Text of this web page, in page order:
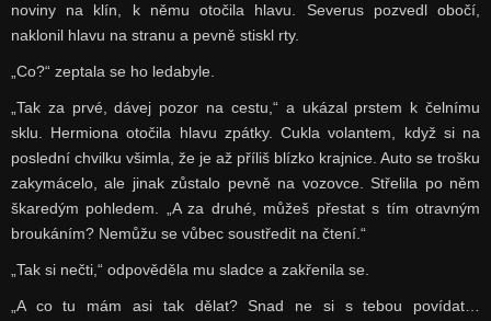
noviny na klín, k němu otočila hlavu. Severus pozvedl obočí,
naklonil hlavu na stranu a pevně stiskl rty.
„Co?“ zeptala se ho ledabyle.
„Tak za prvé, dávej pozor na cestu,“ a ukázal prstem k čelnímu
sklu. Hermiona otočila hlavu zpátky. Cukla volantem, když si na
poslední chvilku všimla, že je až příliš blízko krajnice. Auto se trošku
zakymácelo, ale jinak zůstalo pevně na vozovce. Střelila po něm
škaredým pohledem. „A za druhé, můžeš přestat s tím otravným
broukáním? Nemůžu se vůbec soustředit na čtení.“
„Tak si nečti,“ odpověděla mu sladce a zakřenila se.
„A co tu mám asi tak dělat? Snad ne si s tebou povídat…